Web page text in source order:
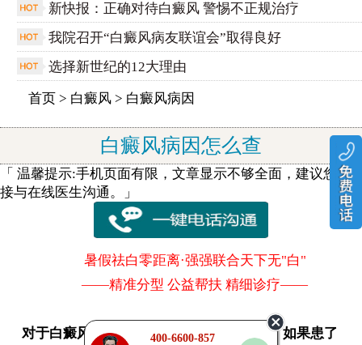
新快报：正确对待白癜风 警惕不正规治疗
我院召开“白癜风病友联谊会”取得良好
选择新世纪的12大理由
首页 > 白癜风 > 白癜风病因
白癜风病因怎么查
「 温馨提示:手机页面有限，文章显示不够全面，建议您直
接与在线医生沟通。」
暑假祛白零距离·强强联合天下无"白"
——精准分型 公益帮扶 精细诊疗——
对于白癜风，我们大家或许多少有些了解。如果患了
400-6600-857